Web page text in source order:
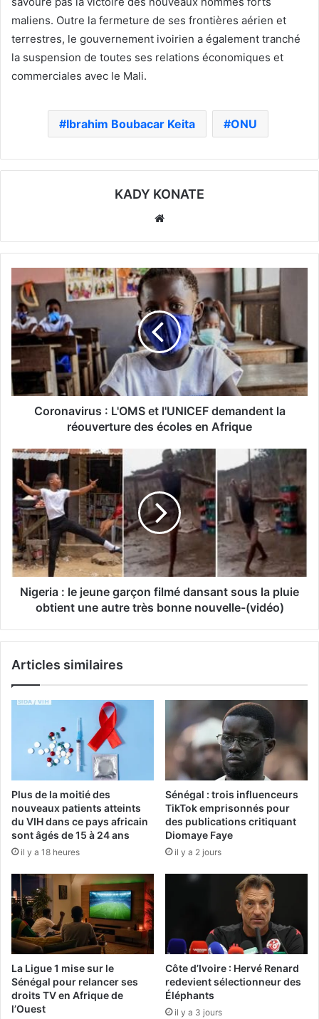
maliens. Outre la fermeture de ses frontières aérien et
terrestres, le gouvernement ivoirien a également tranché
la suspension de toutes ses relations économiques et
commerciales avec le Mali.
Ibrahim Boubacar Keita ONU
KADY KONATE
Coronavirus : L'OMS et l'UNICEF demandent la
réouverture des écoles en Afrique
Nigeria : le jeune garçon filmé dansant sous la pluie
obtient une autre très bonne nouvelle-(vidéo)
Articles similaires
Plus de la moitié des
nouveaux patients atteints
du VIH dans ce pays africain
sont âgés de 15 à 24 ans
il y a 18 heures
Sénégal : trois influenceurs
TikTok emprisonnés pour
des publications critiquant
Diomaye Faye
il y a 2 jours
La Ligue 1 mise sur le
Sénégal pour relancer ses
droits TV en Afrique de
l’Ouest
Côte d’Ivoire : Hervé Renard
redevient sélectionneur des
Éléphants
il y a 3 jours